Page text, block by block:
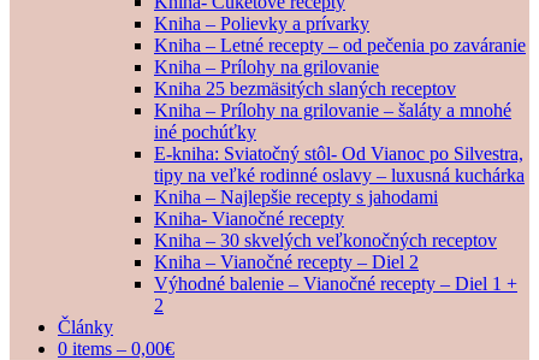
Kniha – Polievky a prívarky
Kniha – Letné recepty – od pečenia po zaváranie
Kniha – Prílohy na grilovanie
Kniha 25 bezmäsitých slaných receptov
Kniha – Prílohy na grilovanie – šaláty a mnohé
iné pochúťky
E-kniha: Sviatočný stôl- Od Vianoc po Silvestra,
tipy na veľké rodinné oslavy – luxusná kuchárka
Kniha – Najlepšie recepty s jahodami
Kniha- Vianočné recepty
Kniha – 30 skvelých veľkonočných receptov
Kniha – Vianočné recepty – Diel 2
Výhodné balenie – Vianočné recepty – Diel 1 +
2
Články
0 items – 0,00€